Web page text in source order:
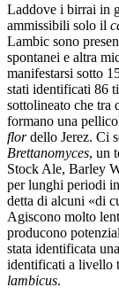
Laddove i birrai in
ammissibili solo il
Lambic sono
spontanei e altra
manifestarsi sotto
stati identificati 86
sottolineato che tra
formano una
flordello Jerez. Ci
Brettanomyces, un
Stock Ale, Barley
per lunghi periodi
detta di alcuni «di
Agiscono molto
producono
stata identificata
identificati a livello
lambicus.